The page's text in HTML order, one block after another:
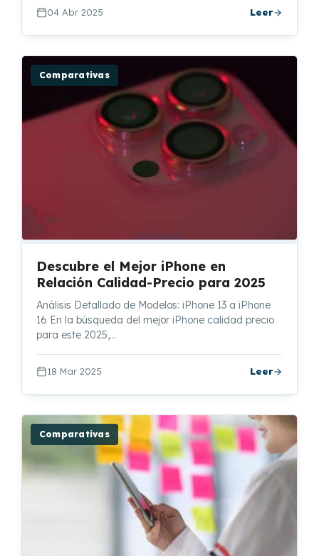
04 Abr 2025 Leer
Comparativas
Descubre el Mejor iPhone en
Relación Calidad-Precio para 2025
Análisis Detallado de Modelos: iPhone 13 a iPhone
16 En la búsqueda del mejor iPhone calidad precio
para este 2025,…
18 Mar 2025 Leer
Comparativas